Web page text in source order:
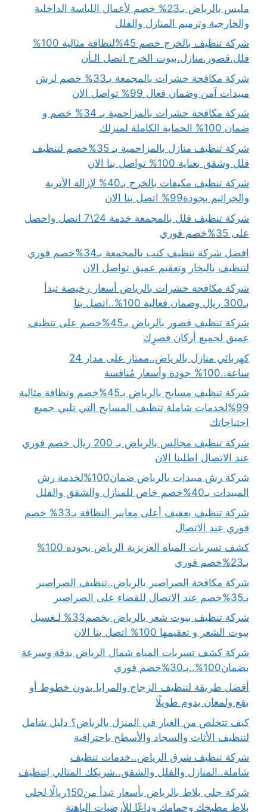
مليس بالرياض بـ23% خصم لأعمال اللياسة الداخلية
والخارجية وترميم المنازل والفلل
شركة تنظيف بالخرج خصم 45%لنظافة مثالية 100%
فلل.قصور.منازل.بيوت الخرج اتصل الـأن
شركة مكافحة حشرات بالمجمعة بـ33% خصم لرش
مبيدات آمن وضمان فعال 99% تواصل الان
شركة مكافحة حشرات بالمزاحمية بـ 34% خصم و
ضمان 100% الحماية الكاملة لمنزلك
شركة تنظيف منازل بالمزاحمية بـ 35%خصم لتنظيف
فلل وشقق بعناية 100% تواصل بنا الان
شركة تنظيف مكيفات بالخرج بـ40% لإزالة الأتربة
والجراثيم بجودة99% اتصل بنا الان
شركة تنظيف فلل بالمجمعة خدمة 24\7 اتصل واحصل
على 35%خصم فوري
افضل شركة تنظيف كنب بالمجمعة بـ34%خصم فوري
لتنظيف بالبخار وتعقيم عميق تواصل الان
شركة مكافحة حشرات بالرياض أسعار رخيصة تبدأ
بـ300 ريال وضمان فعالية 100%..اتصل بنا
شركة تنظيف قصور بالرياض بـ45%خصم على تنظيف
عميق لجميع أركان قصرِك
كهربائي منازل بالرياض..ممتاز على مدار 24
ساعة..100% جودة وأسعار مُنافسة
شركة تنظيف مسابح بالرياض بـ45%خصم ونظافة مثالية
99%لخدمات شاملة تنظيف المسابح التي تلبي جميع
احتياجاتك
شركة تنظيف مجالس بالرياض بـ 200 ريال خصم فوري
عند الاتصال اطلبنا الان
شركة رش مبيدات بالرياض ضمان100%لخدمة رش
المبيدات بـ40%خصم خاص للمنازل والشقق والفلل
شركة تنظيف بعفيف أعلى معايير النظافة بـ33% خصم
فوري عند الاتصال
كشف تسربات المياه العزيزية الرياض بجوده 100%
بـ23%خصم فوري
شركة مكافحة الصراصير بالرياض..تنظيف الصراصير
بـ35%خصم عند الاتصال للقضاء على الصراصير
شركة تنظيف بيوت شعر بالرياض بخصم33% لـغسيل
بيوت الشعر و تعقيمها 100% اتصل بنا الان
شركة كشف تسربات المياه شمال الرياض بدقة وسرعة
بضمان100%..بـ30%خصم فوري
أفضل طريقة لتنظيف الزجاج والمرايا بدون خطوط أو
بقع ولمعان يدوم طويلًا
كيف تتخلص من الغبار في المنزل بالرياض؟ دليل شامل
لتنظيف الأثاث والسجاد والأسطح باحترافية
شركة تنظيف شرق الرياض..خدمات تنظيف
شاملة..المنازل والفلل والشقق..شريكك المثالي لِتنظيف
شركة جلي بلاط بالرياض بأسعار تبدأ من150ريالًا لجلي
بلاط مطبخك وحمامك وداعًا للأرضيات الباهتة